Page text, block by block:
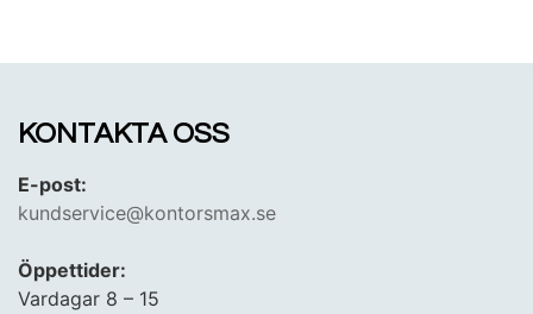
KONTAKTA OSS
E-post:
kundservice@kontorsmax.se
Öppettider:
Vardagar 8 – 15